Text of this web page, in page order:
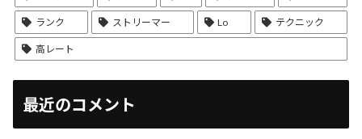
ランク ストリーマー Lo テクニック
高レート
最近のコメント